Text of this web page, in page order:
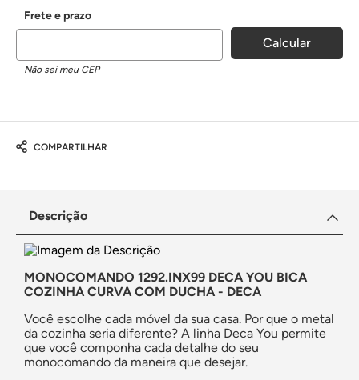
Não sei meu CEP
COMPARTILHAR
Descrição
MONOCOMANDO 1292.INX99 DECA YOU BICA
COZINHA CURVA COM DUCHA - DECA
Você escolhe cada móvel da sua casa. Por que o metal
da cozinha seria diferente? A linha Deca You permite
que você componha cada detalhe do seu
monocomando da maneira que desejar.